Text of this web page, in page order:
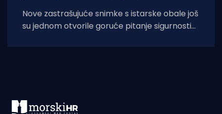
Nove zastrašujuće snimke s istarske obale još
su jednom otvorile goruće pitanje sigurnosti